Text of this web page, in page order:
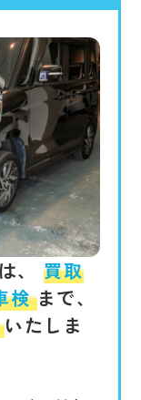
、買取
検まで、
いたしま